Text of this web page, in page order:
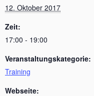
12. Oktober 2017
Zeit:
17:00 - 19:00
Veranstaltungskategorie:
Training
Webseite: